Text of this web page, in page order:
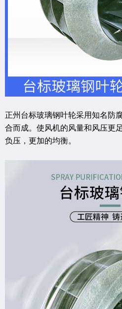
正州台标玻璃钢叶轮采用知名防
合而成。使风机的风量和风压更
负压，更加的均衡。